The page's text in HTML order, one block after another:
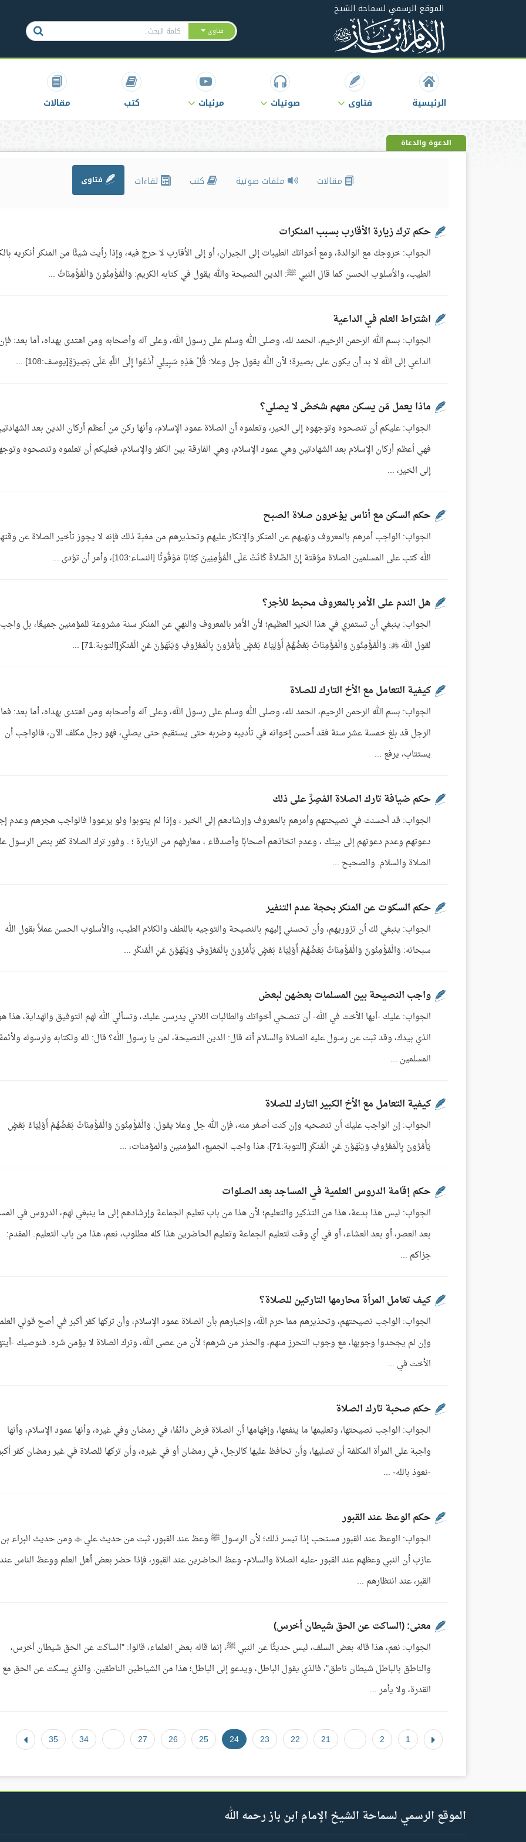
الموقع الرسمي لسماحة الشيخ
فتاوى
الرئيسية فتاوى صوتيات مرئيات كتب مقالات
الدعوة والدعاة
مقالات ملفات صوتية كتب لقاءات فتاوى
حكم ترك زيارة الأقارب بسبب المنكرات
الجواب: خروجك مع الوالدة، ومع أخواتك الطيبات إلى الجيران، أو إلى الأقارب لا حرج فيه، وإذا رأيت شيئًا من المنكر أنكريه
الطيب، والأسلوب الحسن كما قال النبي ﷺ: الدين النصيحة والله يقول في كتابه الكريم: وَالْمُؤْمِنُونَ وَالْمُؤْمِنَاتُ ...
اشتراط العلم في الداعية
الجواب: بسم الله الرحمن الرحيم، الحمد لله، وصلى الله وسلم على رسول الله، وعلى آله وأصحابه ومن اهتدى بهداه، أما بعد:
الداعي إلى الله لا بد أن يكون على بصيرة؛ لأن الله يقول جل وعلا: قُلْ هَذِهِ سَبِيلِي أَدْعُوا إِلَى اللَّهِ عَلَى بَصِيرَةٍ[يوسف:108] ...
ماذا يعمل مَن يسكن معهم شخصٌ لا يصلي؟
الجواب: عليكم أن تنصحوه وتوجهوه إلى الخير، وتعلموه أن الصلاة عمود الإسلام، وأنها ركن من أعظم أركان الدين بعد
فهي أعظم أركان الإسلام بعد الشهادتين وهي عمود الإسلام، وهي الفارقة بين الكفر والإسلام، فعليكم أن تعلموه وتنصحوه
إلى الخير، ...
حكم السكن مع أناس يؤخرون صلاة الصبح
الجواب: الواجب أمرهم بالمعروف ونهيهم عن المنكر والإنكار عليهم وتحذيرهم من مغبة ذلك فإنه لا يجوز تأخير الصلاة عن
الله كتب على المسلمين الصلاة مؤقتة إِنَّ الصَّلاةَ كَانَتْ عَلَى الْمُؤْمِنِينَ كِتَابًا مَوْقُوتًا [النساء:103]، وأمر أن تؤدى ...
هل الندم على الأمر بالمعروف محبط للأجر؟
الجواب: ينبغي أن تستمري في هذا الخير العظيم؛ لأن الأمر بالمعروف والنهي عن المنكر سنة مشروعة للمؤمنين جميعًا، بل
لقول الله : وَالْمُؤْمِنُونَ وَالْمُؤْمِنَاتُ بَعْضُهُمْ أَوْلِيَاءُ بَعْضٍ يَأْمُرُونَ بِالْمَعْرُوفِ وَيَنْهَوْنَ عَنِ الْمُنكَرِ[التوبة:71] ...
كيفية التعامل مع الأخ التارك للصلاة
الجواب: بسم الله الرحمن الرحيم، الحمد لله، وصلى الله وسلم على رسول الله، وعلى آله وأصحابه ومن اهتدى بهداه، أما بعد:
الرجل قد بلغ خمسة عشر سنة فقد أحسن إخوانه في تأديبه وضربه حتى يستقيم حتى يصلي، فهو رجل مكلف الآن، فالواجب أن
يستتاب، يرفع ...
حكم ضيافة تارك الصلاة المُصِرِّ على ذلك
الجواب: قد أحسنت في نصيحتهم وأمرهم بالمعروف وإرشادهم إلى الخير ، وإذا لم يتوبوا ولو يرعووا فالواجب هجرهم وعدم
دعوتهم وعدم دعوتهم إلى بيتك ، وعدم اتخاذهم أصحابًا وأصدقاء ، معارفهم من الزيارة ؛ . وفور ترك الصلاة كفر بنص الرسول
الصلاة والسلام. والصحيح ...
حكم السكوت عن المنكر بحجة عدم التنفير
الجواب: ينبغي لك أن تزوريهم، وأن تحسني إليهم بالنصيحة والتوجيه باللطف والكلام الطيب، والأسلوب الحسن عملاً بقول الله
سبحانه: وَالْمُؤْمِنُونَ وَالْمُؤْمِنَاتُ بَعْضُهُمْ أَوْلِيَاءُ بَعْضٍ يَأْمُرُونَ بِالْمَعْرُوفِ وَيَنْهَوْنَ عَنِ الْمُنكَرِ ...
واجب النصيحة بين المسلمات بعضهن لبعض
الجواب: عليك -أيها الأخت في الله- أن تنصحي أخواتك والطالبات اللاتي يدرسن عليك، وتسألي الله لهم التوفيق والهداية، هذا
الذي بيدك، وقد ثبت عن رسول عليه الصلاة والسلام أنه قال: الدين النصيحة، لمن يا رسول الله؟ قال: لله ولكتابه ولرسوله
المسلمين ...
كيفية التعامل مع الأخ الكبير التارك للصلاة
الجواب: إن الواجب عليك أن تنصحيه وإن كنت أصغر منه، فإن الله جل وعلا يقول: وَالْمُؤْمِنُونَ وَالْمُؤْمِنَاتُ بَعْضُهُمْ أَوْلِيَاءُ بَعْضٍ
يَأْمُرُونَ بِالْمَعْرُوفِ وَيَنْهَوْنَ عَنِ الْمُنكَرِ [التوبة:71]، هذا واجب الجميع، المؤمنين والمؤمنات، ...
حكم إقامة الدروس العلمية في المساجد بعد الصلوات
الجواب: ليس هذا بدعة، هذا من التذكير والتعليم؛ لأن هذا من باب تعليم الجماعة وإرشادهم إلى ما ينبغي لهم، الدروس في
بعد العصر، أو بعد العشاء، أو في أي وقت لتعليم الجماعة وتعليم الحاضرين هذا كله مطلوب، نعم، هذا من باب التعليم. المقدم:
جزاكم ...
كيف تعامل المرأة محارمها التاركين للصلاة؟
الجواب: الواجب نصيحتهم، وتحذيرهم مما حرم الله، وإخبارهم بأن الصلاة عمود الإسلام، وأن تركها كفر أكبر في أصح قولي
وإن لم يجحدوا وجوبها، مع وجوب التحرز منهم، والحذر من شرهم؛ لأن من عصى الله، وترك الصلاة لا يؤمن شره. فنوصيك -
الأخت في ...
حكم صحبة تارك الصلاة
الجواب: الواجب نصيحتها، وتعليمها ما ينفعها، وإفهامها أن الصلاة فرض دائمًا، في رمضان وفي غيره، وأنها عمود الإسلام، وأنها
واجبة على المرأة المكلفة أن تصليها، وأن تحافظ عليها كالرجل، في رمضان أو في غيره، وأن تركها للصلاة في غير رمضان كفر
-نعوذ بالله- ...
حكم الوعظ عند القبور
الجواب: الوعظ عند القبور مستحب إذا تيسر ذلك؛ لأن الرسول ﷺ وعظ عند القبور، ثبت من حديث علي  ومن حديث البراء بن
عازب أن النبي وعظهم عند القبور -عليه الصلاة والسلام- وعظ الحاضرين عند القبور، فإذا حضر بعض أهل العلم ووعظ الناس عند
القبر، عند انتظارهم ...
معنى: (الساكت عن الحق شيطان أخرس)
الجواب: نعم، هذا قاله بعض السلف، ليس حديثًا عن النبي ﷺ، إنما قاله بعض العلماء، قالوا: "الساكت عن الحق شيطان أخرس،
والناطق بالباطل شيطان ناطق"، فالذي يقول الباطل، ويدعو إلى الباطل؛ هذا من الشياطين الناطقين. والذي يسكت عن الحق مع
القدرة، ولا يأمر ...
1
2
21
22
23
24
25
26
27
34
35
الموقع الرسمي لسماحة الشيخ الإمام ابن باز رحمه الله